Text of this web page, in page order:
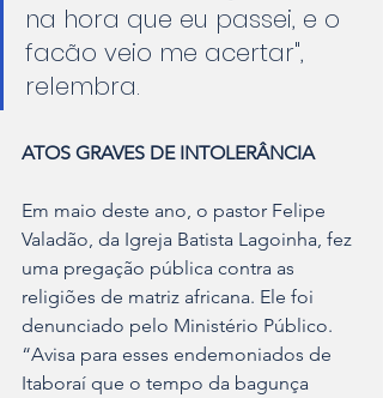
na hora que eu passei, e o
facão veio me acertar",
relembra.
ATOS GRAVES DE INTOLERÂNCIA
Em maio deste ano, o pastor Felipe
Valadão, da Igreja Batista Lagoinha, fez
uma pregação pública contra as
religiões de matriz africana. Ele foi
denunciado pelo Ministério Público.
“Avisa para esses endemoniados de
Itaboraí que o tempo da bagunça